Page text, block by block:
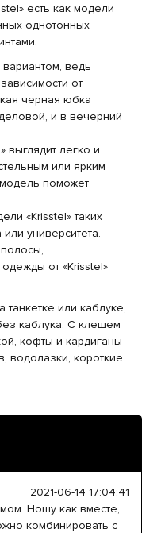
есть как модели
однотонных
ведь
от
черная юбка
и в вечерний
выглядит легко и
или ярким
поможет
«Krisstel» таких
университета.
от «Krisstel»
танкетке или каблуке,
каблука. С клешем
кофты и кардиганы
водолазки, короткие
2021-06-14 17:04:41
Ношу как вместе,
комбинировать с